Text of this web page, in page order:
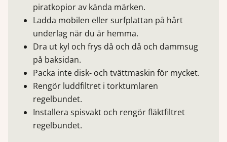
piratkopior av kända märken.
Ladda mobilen eller surfplattan på hårt
underlag när du är hemma.
Dra ut kyl och frys då och då och dammsug
på baksidan.
Packa inte disk- och tvättmaskin för mycket.
Rengör luddfiltret i torktumlaren
regelbundet.
Installera spisvakt och rengör fläktfiltret
regelbundet.